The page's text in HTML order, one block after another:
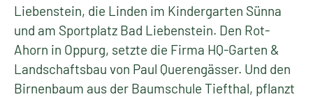
Liebenstein, die Linden im Kindergarten Sünna
und am Sportplatz Bad Liebenstein. Den Rot-
Ahorn in Oppurg, setzte die Firma HQ-Garten &
Landschaftsbau von Paul Querengässer. Und den
Birnenbaum aus der Baumschule Tiefthal, pflanzt